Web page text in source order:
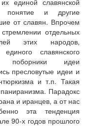
единой славянской
и другие
от славян. Впрочем
отдельных
этих народов,
славянского
поборники идеи
пресловутые идеи и
и т.п. Такая
паниранизма. Парадокс
и иранцев, а от нас
эта тенденция
90-х годов прошлого